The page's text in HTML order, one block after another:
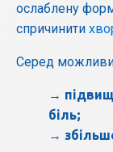
ослаблену
спричинити
Серед
→
біль;
→